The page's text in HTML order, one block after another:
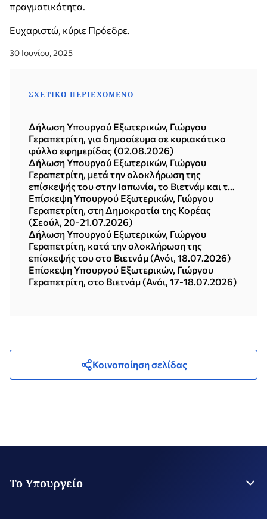
πραγματικότητα.
Ευχαριστώ, κύριε Πρόεδρε.
30 Ιουνίου, 2025
ΣΧΕΤΙΚΌ ΠΕΡΙΕΧΌΜΕΝΟ
Δήλωση Υπουργού Εξωτερικών, Γιώργου
Γεραπετρίτη, για δημοσίευμα σε κυριακάτικο
φύλλο εφημερίδας (02.08.2026)
Δήλωση Υπουργού Εξωτερικών, Γιώργου
Γεραπετρίτη, μετά την ολοκλήρωση της
επίσκεψής του στην Ιαπωνία, το Βιετνάμ και τη
Δημοκρατία της Κορέας (Σεούλ, 21.07.2026)
Επίσκεψη Υπουργού Εξωτερικών, Γιώργου
Γεραπετρίτη, στη Δημοκρατία της Κορέας
(Σεούλ, 20-21.07.2026)
Δήλωση Υπουργού Εξωτερικών, Γιώργου
Γεραπετρίτη, κατά την ολοκλήρωση της
επίσκεψής του στο Βιετνάμ (Ανόι, 18.07.2026)
Επίσκεψη Υπουργού Εξωτερικών, Γιώργου
Γεραπετρίτη, στο Βιετνάμ (Ανόι, 17-18.07.2026)
Κοινοποίηση σελίδας
Το Υπουργείο